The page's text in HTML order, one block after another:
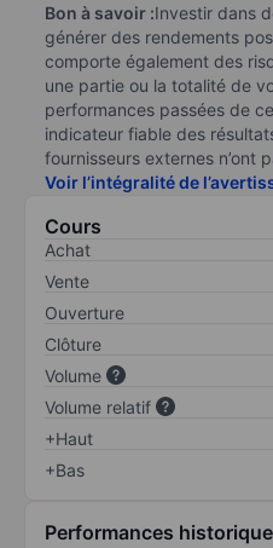
Bon à savoir :Investir dans
générer des rendements
comporte également des
une partie ou la totalité de
performances passées de
indicateur fiable des
fournisseurs externes n’ont
Voir l’intégralité de
Cours
Achat
Vente
Ouverture
Clôture
Volume
Volume relatif
+Haut
+Bas
Performances